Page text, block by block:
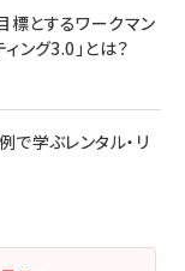
標とするワークマン
ング3.0」とは？
で学ぶレンタル・リ